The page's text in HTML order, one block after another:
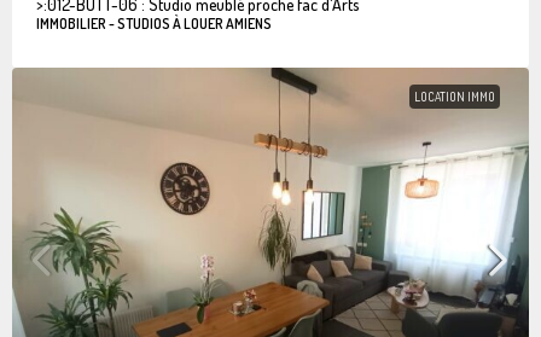
IMMOBILIER - STUDIOS À LOUER AMIENS
LOCATION IMMO